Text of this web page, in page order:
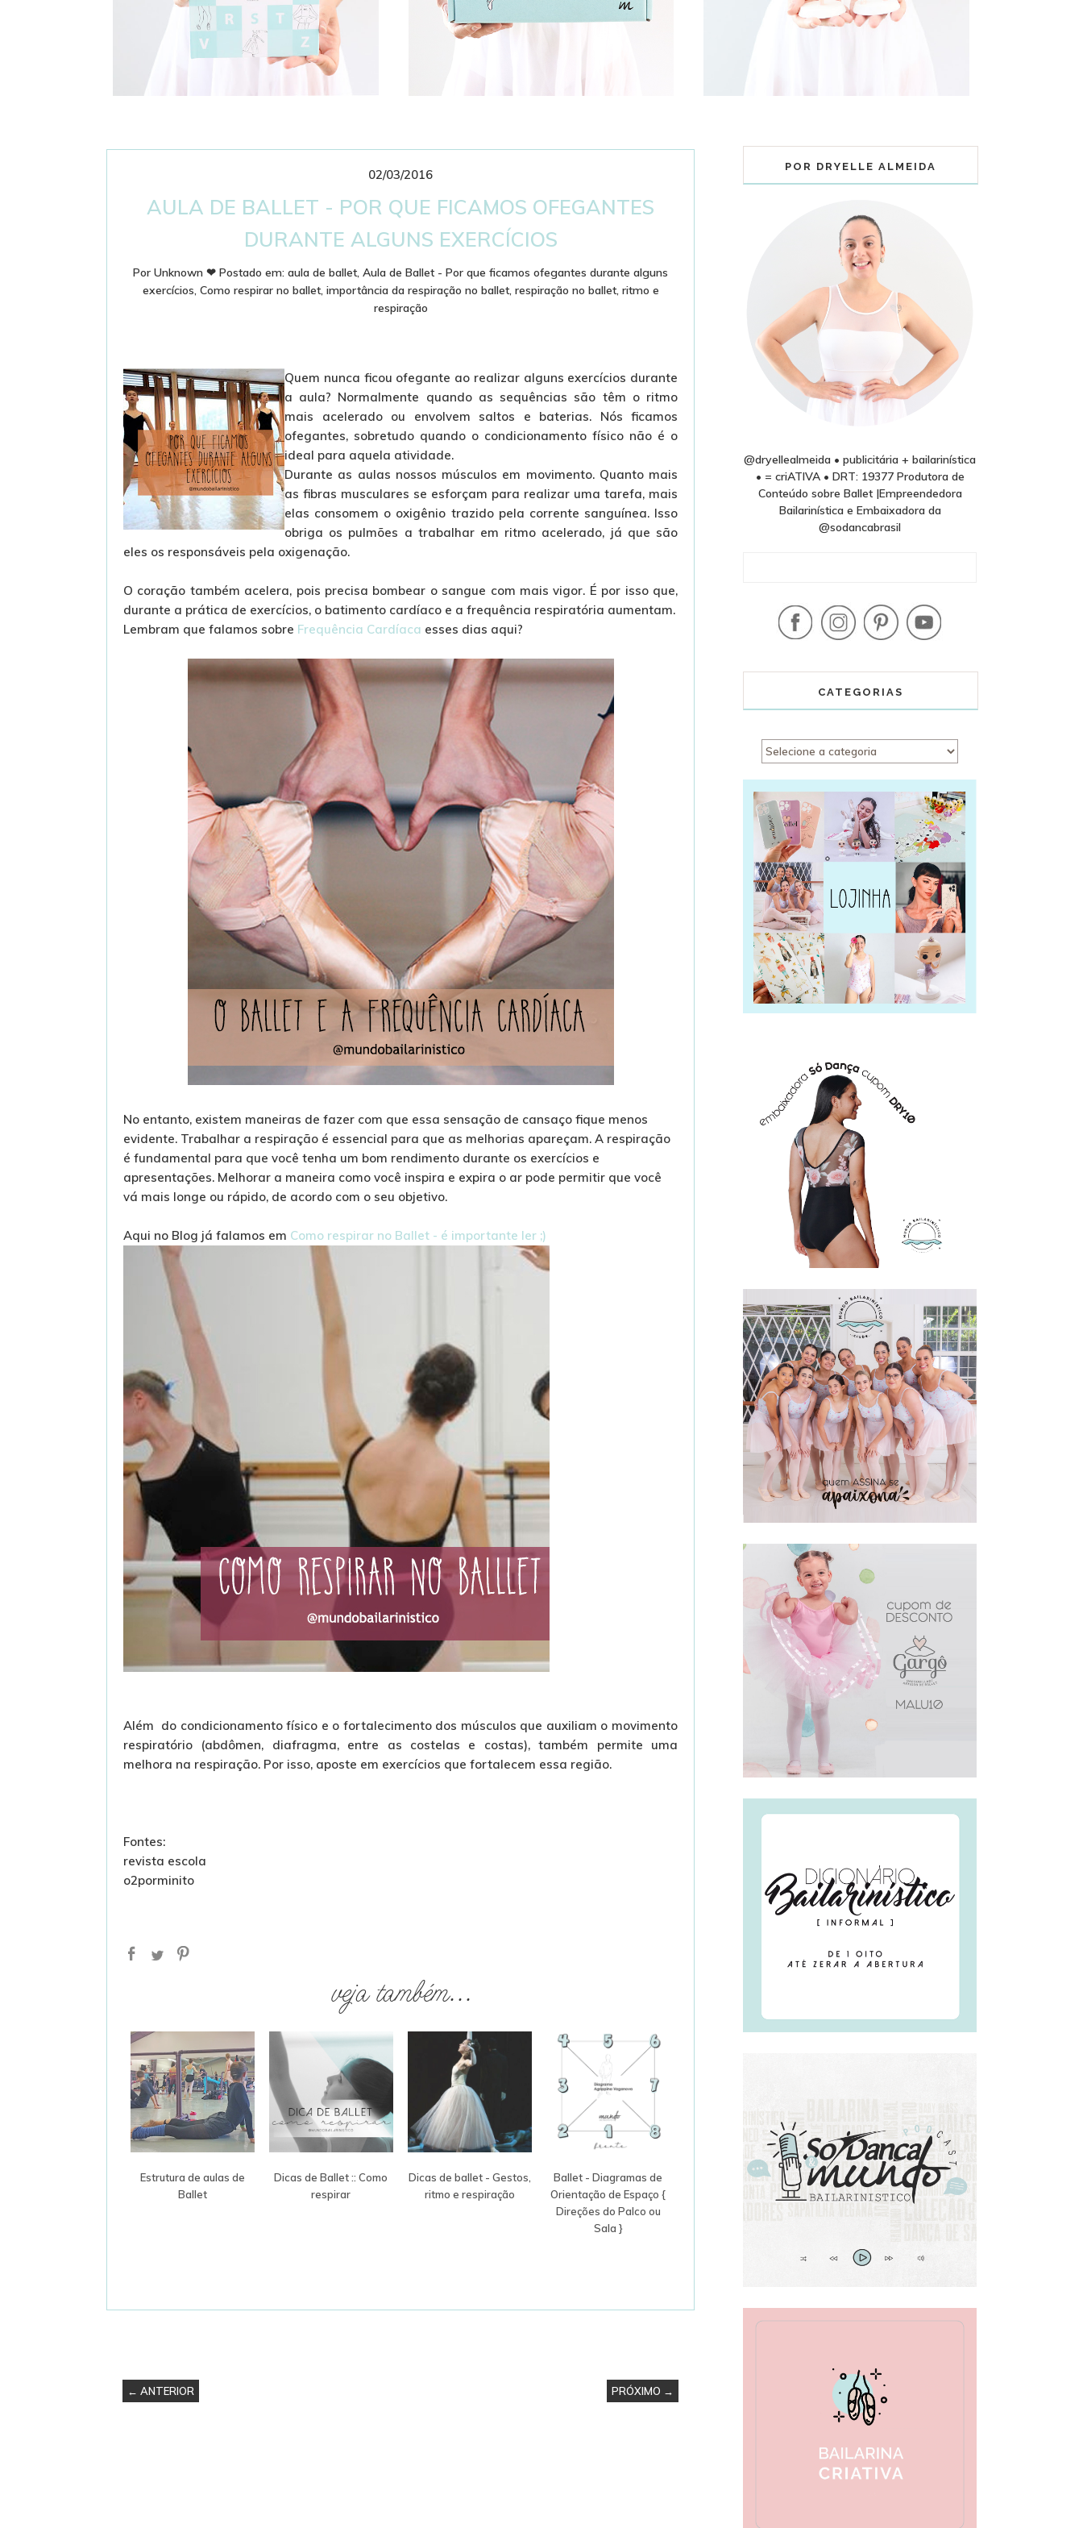
02/03/2016
AULA DE BALLET - POR QUE FICAMOS OFEGANTES
DURANTE ALGUNS EXERCÍCIOS
Por Unknown ❤ Postado em: aula de ballet, Aula de Ballet - Por que ficamos ofegantes durante alguns
exercícios, Como respirar no ballet, importância da respiração no ballet, respiração no ballet, ritmo e
respiração
Quem nunca ficou ofegante ao realizar alguns exercícios durante
a aula? Normalmente quando as sequências são têm o ritmo
mais acelerado ou envolvem saltos e baterias. Nós ficamos
ofegantes, sobretudo quando o condicionamento físico não é o
ideal para aquela atividade.
Durante as aulas nossos músculos em movimento. Quanto mais
as fibras musculares se esforçam para realizar uma tarefa, mais
elas consomem o oxigênio trazido pela corrente sanguínea. Isso
obriga os pulmões a trabalhar em ritmo acelerado, já que são
eles os responsáveis pela oxigenação.
O coração também acelera, pois precisa bombear o sangue com mais vigor. É por isso que,
durante a prática de exercícios, o batimento cardíaco e a frequência respiratória aumentam.
Lembram que falamos sobre Frequência Cardíaca esses dias aqui?
No entanto, existem maneiras de fazer com que essa sensação de cansaço fique menos
evidente. Trabalhar a respiração é essencial para que as melhorias apareçam. A respiração
é fundamental para que você tenha um bom rendimento durante os exercícios e
apresentações. Melhorar a maneira como você inspira e expira o ar pode permitir que você
vá mais longe ou rápido, de acordo com o seu objetivo.
Aqui no Blog já falamos em Como respirar no Ballet - é importante ler ;)
Além do condicionamento físico e o fortalecimento dos músculos que auxiliam o movimento
respiratório (abdômen, diafragma, entre as costelas e costas), também permite uma
melhora na respiração. Por isso, aposte em exercícios que fortalecem essa região.
Fontes:
revista escola
o2porminito
veja também...
Estrutura de aulas de
Ballet
Dicas de Ballet :: Como
respirar
Dicas de ballet - Gestos,
ritmo e respiração
Ballet - Diagramas de
Orientação de Espaço {
Direções do Palco ou
Sala }
← ANTERIOR PRÓXIMO →
POR DRYELLE ALMEIDA
@dryellealmeida • publicitária + bailarinística
• = criATIVA • DRT: 19377 Produtora de
Conteúdo sobre Ballet |Empreendedora
Bailarinística e Embaixadora da
@sodancabrasil
CATEGORIAS